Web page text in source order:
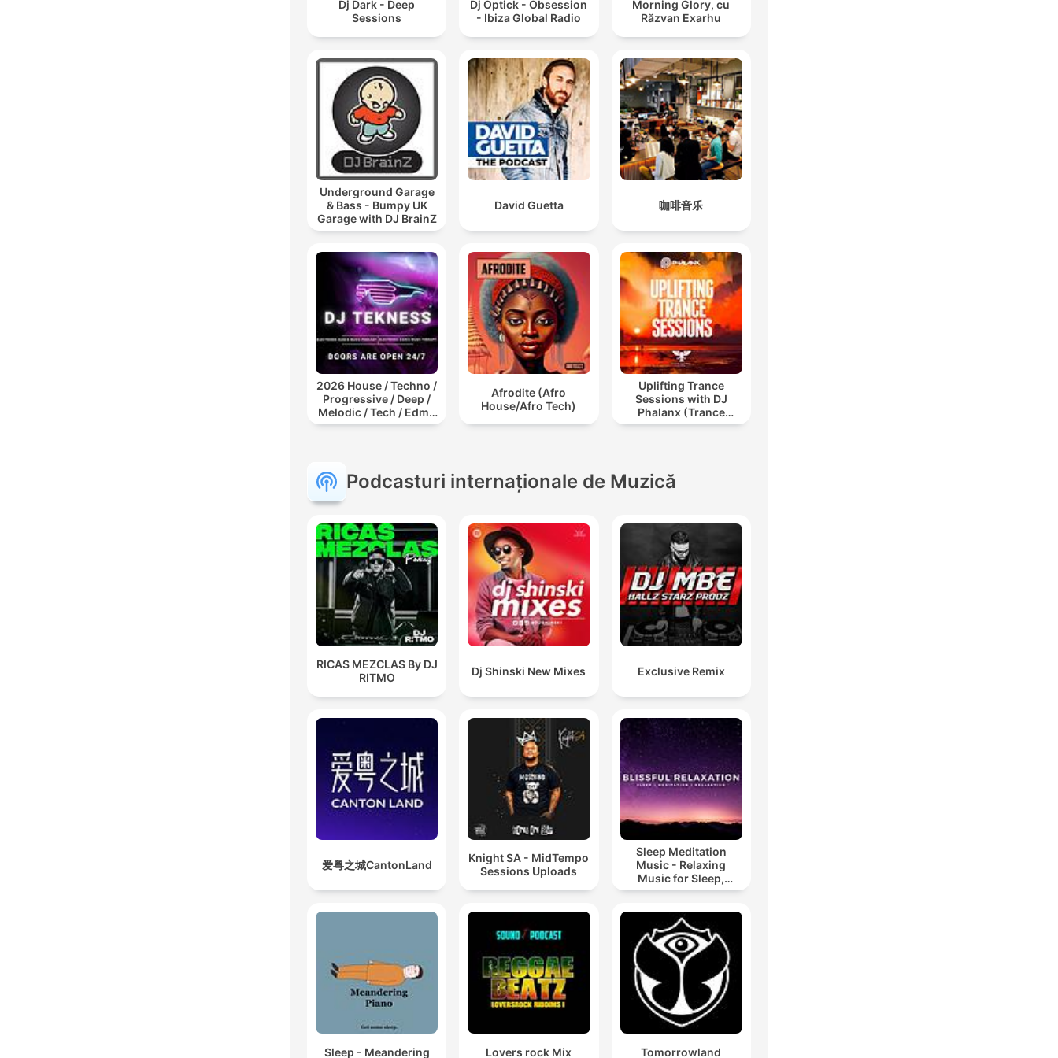
Dj Dark - Deep
Sessions
Dj Optick - Obsession
- Ibiza Global Radio
Morning Glory, cu
Răzvan Exarhu
Underground Garage
& Bass - Bumpy UK
Garage with DJ BrainZ
David Guetta 咖啡音乐
2026 House / Techno /
Progressive / Deep /
Melodic / Tech / Edm /
Afro / ibiza DJ Mix /
Afrodite (Afro
House/Afro Tech)
Uplifting Trance
Sessions with DJ
Phalanx (Trance
Podcast)
Podcasturi internaționale de Muzică
RICAS MEZCLAS By DJ
RITMO
Dj Shinski New Mixes Exclusive Remix
爱粤之城CantonLand
Knight SA - MidTempo
Sessions Uploads
Sleep Meditation
Music - Relaxing
Music for Sleep,
Meditation &
Sleep - Meandering Lovers rock Mix Tomorrowland